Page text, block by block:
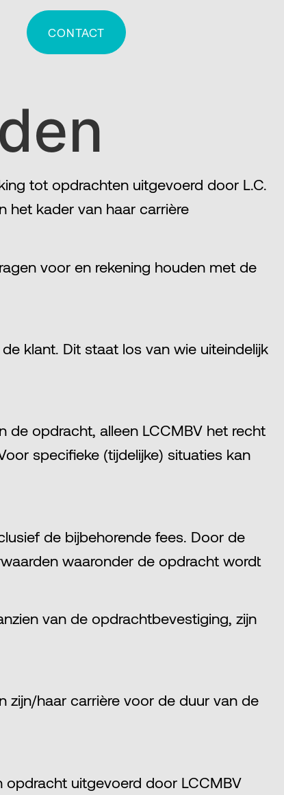
CONTACT
tot opdrachten uitgevoerd door L.C.
het kader van haar carrière
voor en rekening houden met de
klant. Dit staat los van wie uiteindelijk
de opdracht, alleen LCCMBV het recht
specifieke (tijdelijke) situaties kan
de bijbehorende fees. Door de
waaronder de opdracht wordt
van de opdrachtbevestiging, zijn
zijn/haar carrière voor de duur van de
opdracht uitgevoerd door LCCMBV